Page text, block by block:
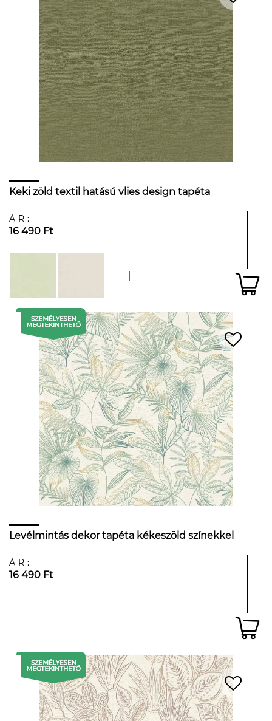
Keki zöld textil hatású vlies design tapéta
ÁR:
16 490 Ft
Levélmintás dekor tapéta kékeszöld színekkel
ÁR:
16 490 Ft